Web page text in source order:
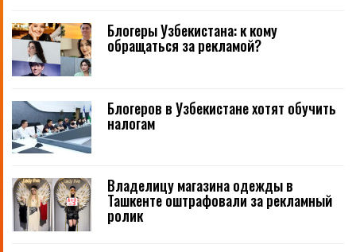
Блогеры Узбекистана: к кому
обращаться за рекламой?
Блогеров в Узбекистане хотят обучить
налогам
Владелицу магазина одежды в
Ташкенте оштрафовали за рекламный
ролик